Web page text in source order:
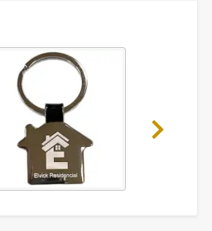
Next